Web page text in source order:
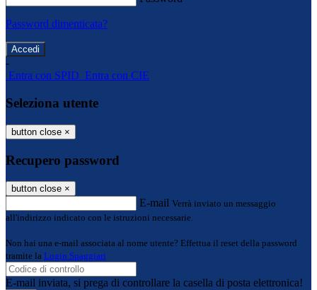
Password dimenticata?
-
Entra con SPID Entra con CIE
Seleziona utente
button close ×
Recupero password
button close ×
E-mail Verrà inviato un messaggio
all'indirizzo indicato con le istruzioni necessarie.
Non hai una e-mail associata al nome utente? Effettua il reset della password
tramite la Login Spaggiari
E-mail inviata, si prega di controllare la casella di posta elettronica!